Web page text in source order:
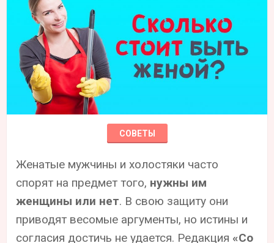
СОВЕТЫ
Женатые мужчины и холостяки часто
спорят на предмет того, нужны им
женщины или нет. В свою защиту они
приводят весомые аргументы, но истины и
согласия достичь не удается. Редакция «Со